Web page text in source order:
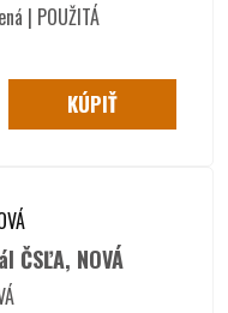
| POUŽITÁ
KÚPIŤ
NOVÁ